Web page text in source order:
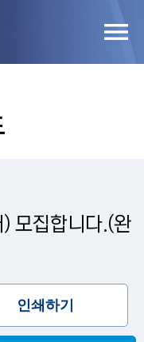
모집합니다.(완
인쇄하기